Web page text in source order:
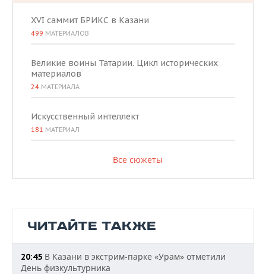
XVI саммит БРИКС в Казани
499 МАТЕРИАЛОВ
Великие воины Татарии. Цикл исторических
материалов
24 МАТЕРИАЛА
Искусственный интеллект
181 МАТЕРИАЛ
Все сюжеты
ЧИТАЙТЕ ТАКЖЕ
20:45 В Казани в экстрим-парке «Урам» отметили
День физкультурника